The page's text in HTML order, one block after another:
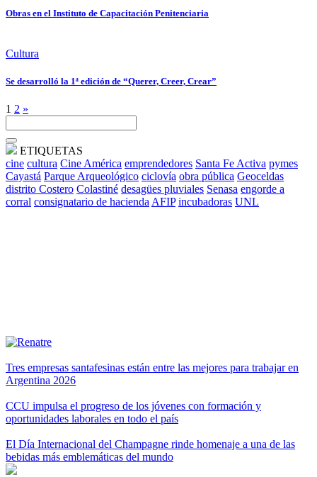
Obras en el Instituto de Capacitación Penitenciaria
Cultura
Se desarrolló la 1ª edición de “Querer, Creer, Crear”
1 2 »
ETIQUETAS
cine cultura Cine América emprendedores Santa Fe Activa pymes
Cayastá Parque Arqueológico ciclovía obra pública Geoceldas
distrito Costero Colastiné desagües pluviales Senasa engorde a
corral consignatario de hacienda AFIP incubadoras UNL
Tres empresas santafesinas están entre las mejores para trabajar en
Argentina 2026
CCU impulsa el progreso de los jóvenes con formación y
oportunidades laborales en todo el país
El Día Internacional del Champagne rinde homenaje a una de las
bebidas más emblemáticas del mundo